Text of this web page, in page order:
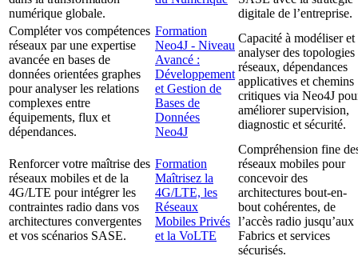
numérique globale.
digitale de l’entreprise.
Compléter vos compétences
réseaux par une expertise
avancée en bases de
données orientées graphes
pour analyser les relations
complexes entre
équipements, flux et
dépendances.
Formation
Neo4J - Niveau
Avancé :
Développement
et Gestion de
Bases de
Données
Neo4J
Capacité à modéliser et
analyser des topologies
réseaux, dépendances
applicatives et chemins
critiques via Neo4J
améliorer supervision,
diagnostic et sécurité.
Renforcer votre maîtrise des
réseaux mobiles et de la
4G/LTE pour intégrer les
contraintes radio dans vos
architectures convergentes
et vos scénarios SASE.
Formation
Maîtrisez la
4G/LTE, les
Réseaux
Mobiles Privés
et la VoLTE
Compréhension fine
réseaux mobiles pour
concevoir des
architectures bout-en-
bout cohérentes, de
l’accès radio jusqu’aux
Fabrics et services
sécurisés.